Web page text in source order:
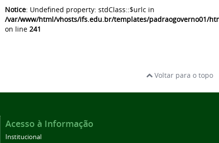
Notice: Undefined property: stdClass::$urlc in
/var/www/html/vhosts/ifs.edu.br/templates/padraogoverno01/
on line 241
Voltar para o topo
Acesso à Informação
Institucional